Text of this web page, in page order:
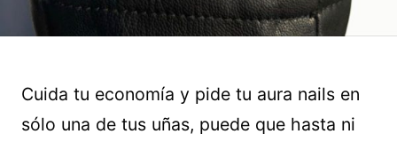
Cuida tu economía y pide tu aura nails en
sólo una de tus uñas, puede que hasta ni